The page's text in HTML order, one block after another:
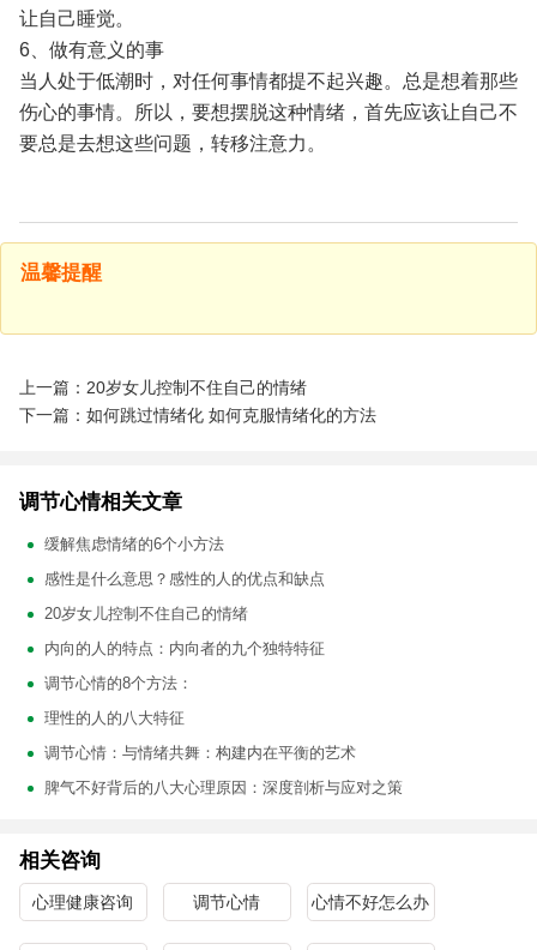
让自己睡觉。
6、做有意义的事
当人处于低潮时，对任何事情都提不起兴趣。总是想着那些
伤心的事情。所以，要想摆脱这种情绪，首先应该让自己不
要总是去想这些问题，转移注意力。
温馨提醒
上一篇：20岁女儿控制不住自己的情绪
下一篇：如何跳过情绪化 如何克服情绪化的方法
调节心情相关文章
缓解焦虑情绪的6个小方法
感性是什么意思？感性的人的优点和缺点
20岁女儿控制不住自己的情绪
内向的人的特点：内向者的九个独特特征
调节心情的8个方法：
理性的人的八大特征
调节心情：与情绪共舞：构建内在平衡的艺术
脾气不好背后的八大心理原因：深度剖析与应对之策
相关咨询
心理健康咨询 调节心情 心情不好怎么办